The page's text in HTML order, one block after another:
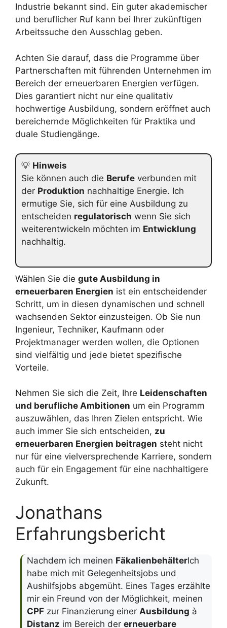
Industrie bekannt sind. Ein guter akademischer
und beruflicher Ruf kann bei Ihrer zukünftigen
Arbeitssuche den Ausschlag geben.
Achten Sie darauf, dass die Programme über
Partnerschaften mit führenden Unternehmen im
Bereich der erneuerbaren Energien verfügen.
Dies garantiert nicht nur eine qualitativ
hochwertige Ausbildung, sondern eröffnet auch
bereichernde Möglichkeiten für Praktika und
duale Studiengänge.
💡 Hinweis
Sie können auch die Berufe verbunden mit
der Produktion nachhaltige Energie. Ich
ermutige Sie, sich für eine Ausbildung zu
entscheiden regulatorisch wenn Sie sich
weiterentwickeln möchten im Entwicklung
nachhaltig.
Wählen Sie die gute Ausbildung in
erneuerbaren Energien ist ein entscheidender
Schritt, um in diesen dynamischen und schnell
wachsenden Sektor einzusteigen. Ob Sie nun
Ingenieur, Techniker, Kaufmann oder
Projektmanager werden wollen, die Optionen
sind vielfältig und jede bietet spezifische
Vorteile.
Nehmen Sie sich die Zeit, Ihre Leidenschaften
und berufliche Ambitionen um ein Programm
auszuwählen, das Ihren Zielen entspricht. Wie
auch immer Sie sich entscheiden, zu
erneuerbaren Energien beitragen steht nicht
nur für eine vielversprechende Karriere, sondern
auch für ein Engagement für eine nachhaltigere
Zukunft.
Jonathans
Erfahrungsbericht
Nachdem ich meinen FäkalienbehälterIch
habe mich mit Gelegenheitsjobs und
Aushilfsjobs abgemüht. Eines Tages erzählte
mir ein Freund von der Möglichkeit, meinen
CPF zur Finanzierung einer Ausbildung à
Distanz im Bereich der erneuerbare